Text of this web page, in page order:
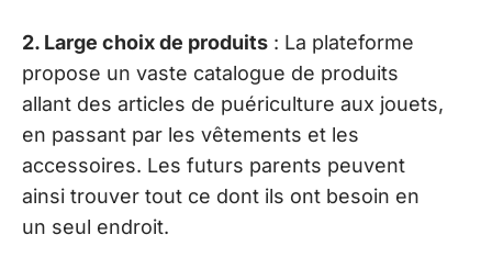
2. Large choix de produits : La plateforme
propose un vaste catalogue de produits
allant des articles de puériculture aux jouets,
en passant par les vêtements et les
accessoires. Les futurs parents peuvent
ainsi trouver tout ce dont ils ont besoin en
un seul endroit.